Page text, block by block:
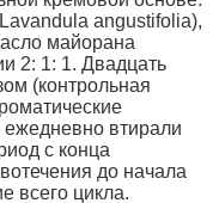
angustifolia),
майорана
2: 1: 1. Двадцать
(контрольная
втирали
с конца
до начала
всего цикла.